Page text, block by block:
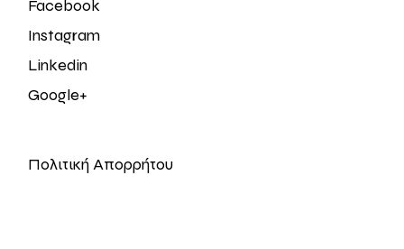
Facebook
Instagram
Linkedin
Google+
Πολιτική Απορρήτου